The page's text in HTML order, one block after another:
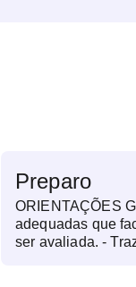
Preparo
ORIENTAÇÕES
adequadas que
ser avaliada. - Trazer exames anteriores